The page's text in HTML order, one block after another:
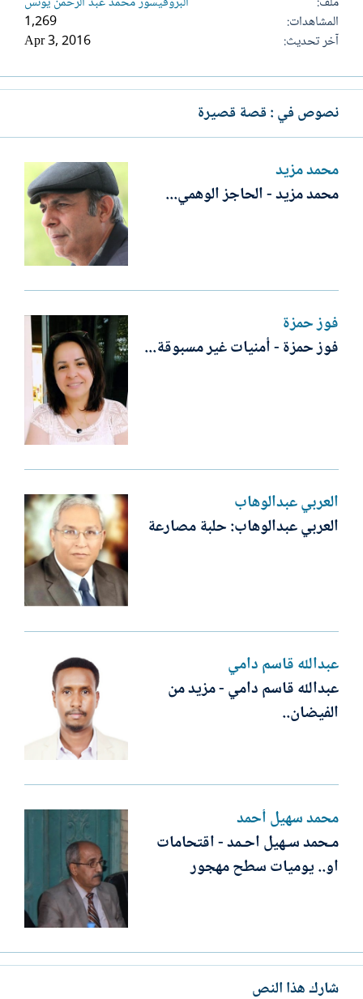
المشاهدات
1,269
آخر تحديث
Apr 3, 2016
نصوص في : قصة قصيرة
محمد مزيد
محمد مزيد - الحاجز الوهمي...
فوز حمزة
فوز حمزة - أمنيات غير مسبوقة...
العربي عبدالوهاب
العربي عبدالوهاب: حلبة مصارعة
عبدالله قاسم دامي
عبدالله قاسم دامي - مزيد من
الفيضان..
محمد سهيل أحمد
مـحمد سـهيل احـمد - اقتحامات
او.. يوميات سطح مهجور
شارك هذا النص